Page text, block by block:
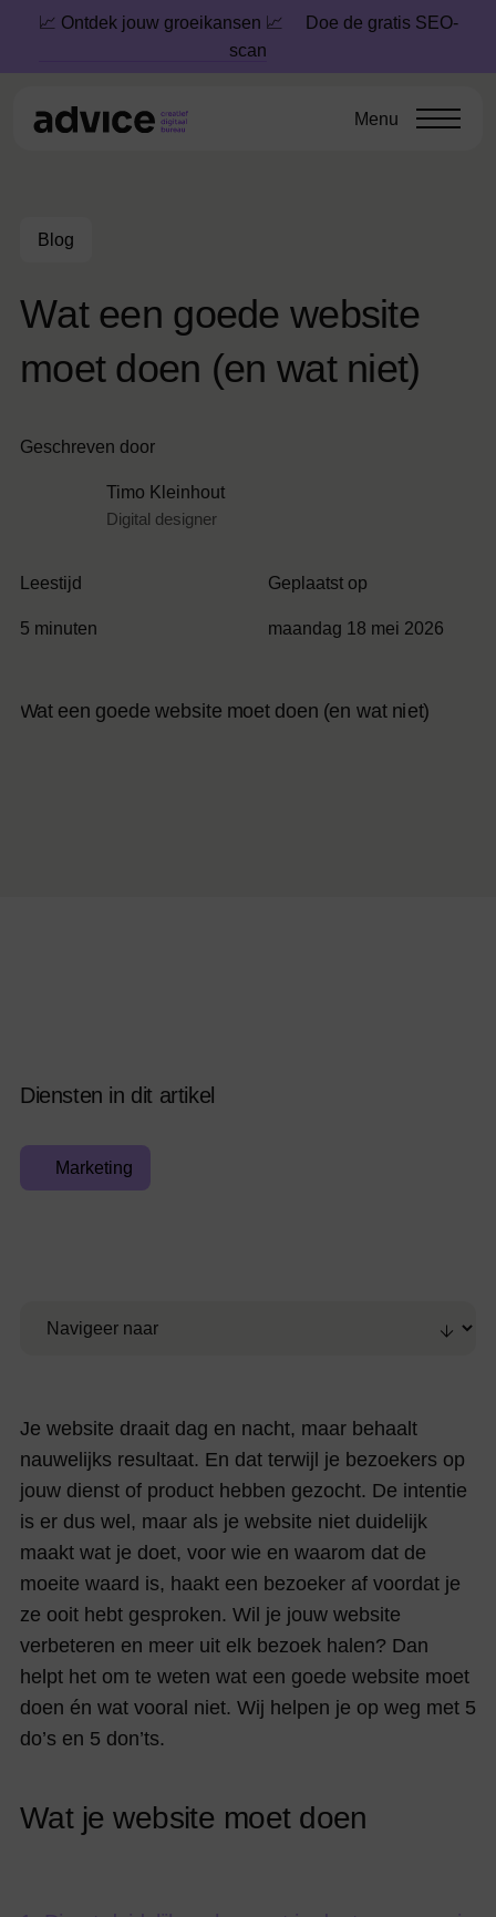
Menu
📈 Ontdek jouw groeikansen 📈
Doe de gratis SEO-
scan
Blog
Wat een goede website
moet doen (en wat niet)
Geschreven door
Timo Kleinhout
Digital designer
Leestijd
5 minuten
Geplaatst op
maandag 18 mei 2026
Diensten in dit artikel
Marketing
Je website draait dag en nacht, maar behaalt
nauwelijks resultaat. En dat terwijl je bezoekers op
jouw dienst of product hebben gezocht. De intentie
is er dus wel, maar als je website niet duidelijk
maakt wat je doet, voor wie en waarom dat de
moeite waard is, haakt een bezoeker af voordat je
ze ooit hebt gesproken. Wil je jouw website
verbeteren en meer uit elk bezoek halen? Dan
helpt het om te weten wat een goede website moet
doen én wat vooral niet. Wij helpen je op weg met 5
do’s en 5 don’ts.
Wat je website moet doen